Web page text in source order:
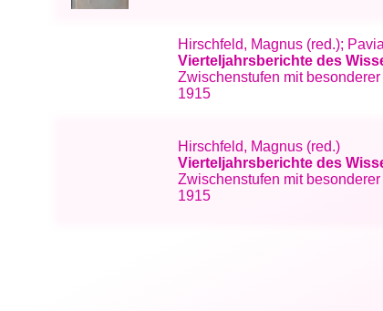
Hirschfeld, Magnus (red.);
Vierteljahrsberichte des
Zwischenstufen mit
1915
Hirschfeld, Magnus (red.)
Vierteljahrsberichte des
Zwischenstufen mit
1915